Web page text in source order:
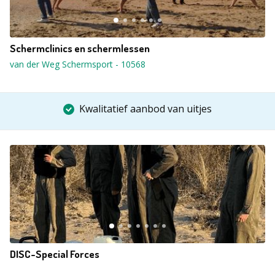
Schermclinics en schermlessen
van der Weg Schermsport - 10568
Kwalitatief aanbod van uitjes
DISC-Special Forces